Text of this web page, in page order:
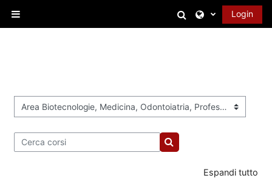
Attiva/disattiva
Login
Categorie di corso
Cerca corsi
Cerca corsi
Espandi tutto